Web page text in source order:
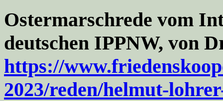
Ostermarschrede vom
deutschen IPPNW, von
https://
2023/reden/helmut-